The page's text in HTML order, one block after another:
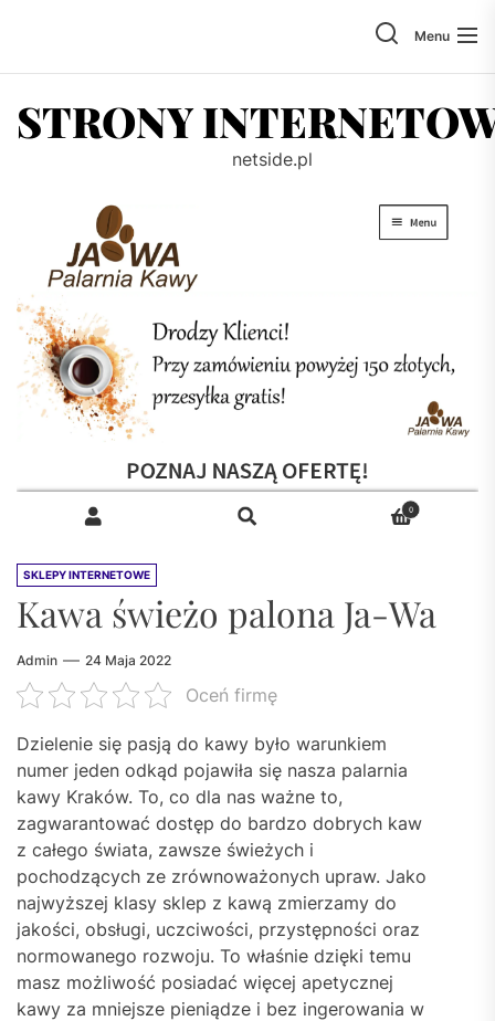
Menu
STRONY
netside.pl
SKLEPY INTERNETOWE
Kawa świeżo palona Ja-Wa
Admin 24 Maja 2022
Oceń firmę
Dzielenie się pasją do kawy było warunkiem
numer jeden odkąd pojawiła się nasza palarnia
kawy Kraków. To, co dla nas ważne to,
zagwarantować dostęp do bardzo dobrych kaw
z całego świata, zawsze świeżych i
pochodzących ze zrównoważonych upraw. Jako
najwyższej klasy sklep z kawą zmierzamy do
jakości, obsługi, uczciwości, przystępności oraz
normowanego rozwoju. To właśnie dzięki temu
masz możliwość posiadać więcej apetycznej
kawy za mniejsze pieniądze i bez ingerowania w